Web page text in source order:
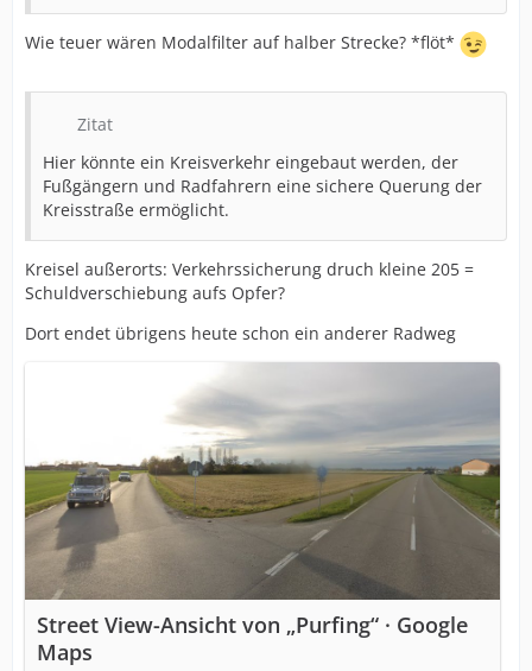
Wie teuer wären Modalfilter auf halber Strecke? *flöt*
Zitat
Hier könnte ein Kreisverkehr eingebaut werden, der
Fußgängern und Radfahrern eine sichere Querung der
Kreisstraße ermöglicht.
Kreisel außerorts: Verkehrssicherung druch kleine 205 =
Schuldverschiebung aufs Opfer?
Dort endet übrigens heute schon ein anderer Radweg
Street View-Ansicht von „Purfing“ · Google
Maps